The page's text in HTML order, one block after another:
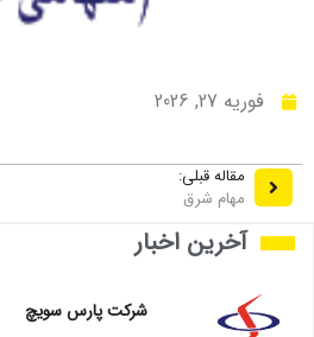
فوریه 27, 2026
مقاله قبلی:
مهام شرق
آخرین اخبار
شرکت پارس سویچ